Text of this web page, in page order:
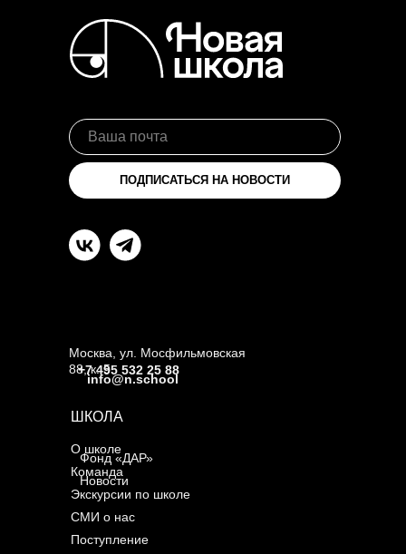
ШКОЛА
О школе
Фонд «ДАР»
Команда
Новости
Экскурсии по школе
СМИ о нас
Поступление
Москва, ул. Мосфильмовская
88, к. 5
+7 495 532 25 88
info@n.school
ПОДПИСАТЬСЯ НА НОВОСТИ